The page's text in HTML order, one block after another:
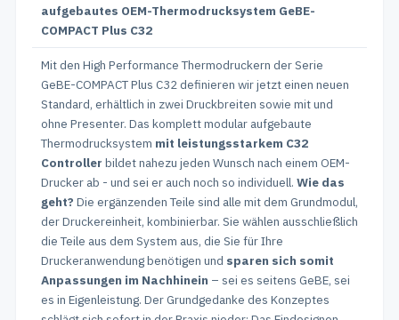
aufgebautes OEM-Thermodrucksystem GeBE-
COMPACT Plus C32
Mit den High Performance Thermodruckern der Serie
GeBE-COMPACT Plus C32 definieren wir jetzt einen neuen
Standard, erhältlich in zwei Druckbreiten sowie mit und
ohne Presenter. Das komplett modular aufgebaute
Thermodrucksystem mit leistungsstarkem C32
Controller bildet nahezu jeden Wunsch nach einem OEM-
Drucker ab - und sei er auch noch so individuell. Wie das
geht? Die ergänzenden Teile sind alle mit dem Grundmodul,
der Druckereinheit, kombinierbar. Sie wählen ausschließlich
die Teile aus dem System aus, die Sie für Ihre
Druckeranwendung benötigen und sparen sich somit
Anpassungen im Nachhinein – sei es seitens GeBE, sei
es in Eigenleistung. Der Grundgedanke des Konzeptes